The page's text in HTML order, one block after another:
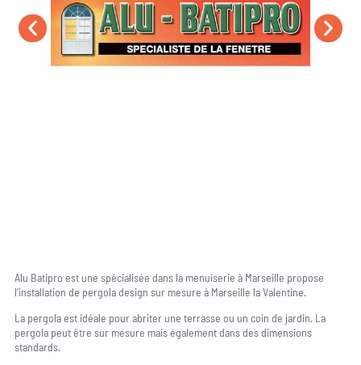
Alu Batipro est une spécialisée dans la menuiserie à Marseille propose
l’installation de pergola design sur mesure à Marseille la Valentine.
La pergola est idéale pour abriter une terrasse ou un coin de jardin. La
pergola peut être sur mesure mais également dans des dimensions
standards.